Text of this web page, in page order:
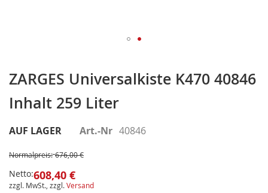
ZARGES Universalkiste K470 40846
Inhalt 259 Liter
AUF LAGER Art.-Nr 40846
Normalpreis: 676,00 €
Netto:608,40 €
zzgl. MwSt., zzgl.Versand
Anfang
der
Bildergalerie